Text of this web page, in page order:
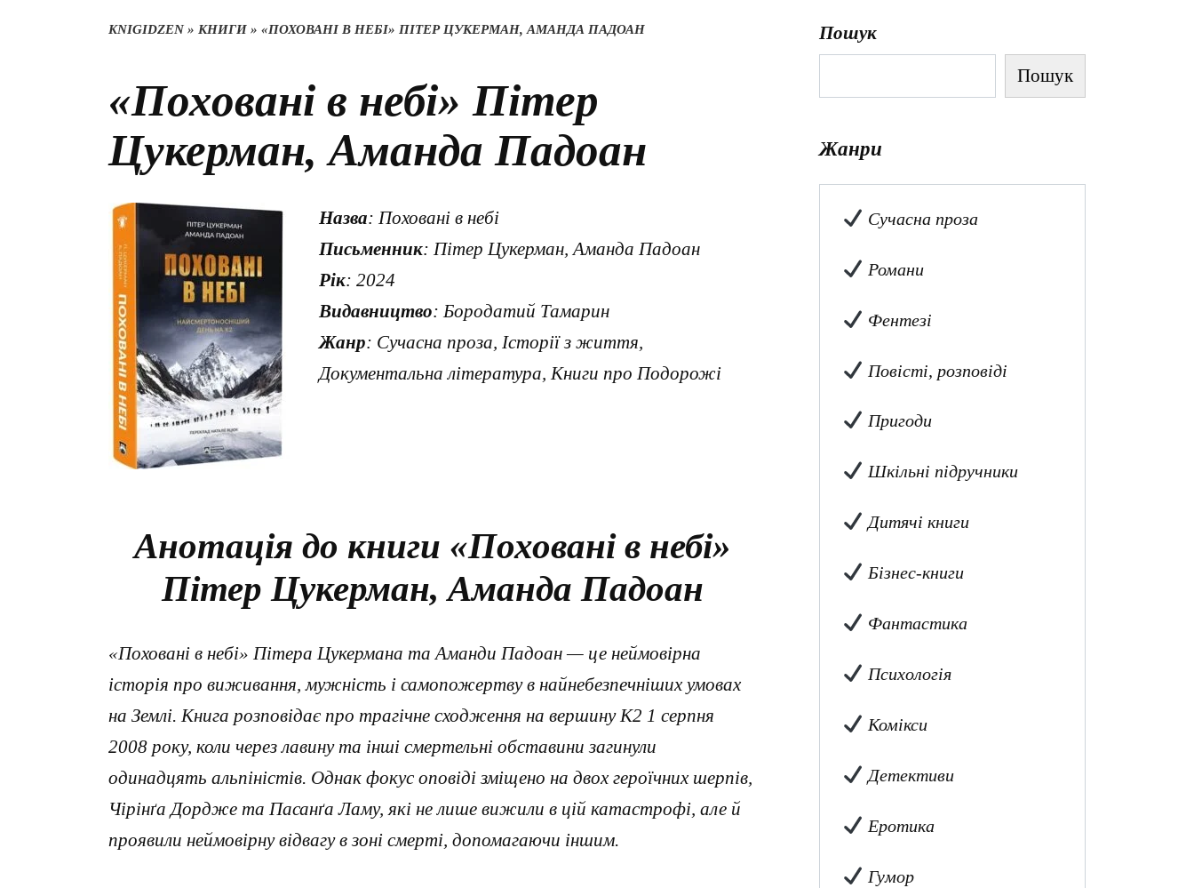
KNIGIDZEN» КНИГИ » «ПОХОВАНІ В НЕБІ» ПІТЕР ЦУКЕРМАН, АМАНДА ПАДОАН
«Поховані в небі» Пітер
Цукерман, Аманда Падоан
Назва: Поховані в небі
Письменник: Пітер Цукерман, Аманда Падоан
Рік: 2024
Видавництво: Бородатий Тамарин
Жанр: Сучасна проза, Історії з життя,
Документальна література, Книги про Подорожі
Анотація до книги «Поховані в небі»
Пітер Цукерман, Аманда Падоан
«Поховані в небі» Пітера Цукермана та Аманди Падоан — це неймовірна
історія про виживання, мужність і самопожертву в найнебезпечніших умовах
на Землі. Книга розповідає про трагічне сходження на вершину К2 1 серпня
2008 року, коли через лавину та інші смертельні обставини загинули
одинадцять альпіністів. Однак фокус оповіді зміщено на двох героїчних шерпів,
Чірінґа Дордже та Пасанґа Ламу, які не лише вижили в цій катастрофі, але й
проявили неймовірну відвагу в зоні смерті, допомагаючи іншим.
Пошук
Пошук
Жанри
Сучасна проза
Романи
Фентезі
Повісті, розповіді
Пригоди
Шкільні підручники
Дитячі книги
Бізнес-книги
Фантастика
Психологія
Комікси
Детективи
Еротика
Гумор